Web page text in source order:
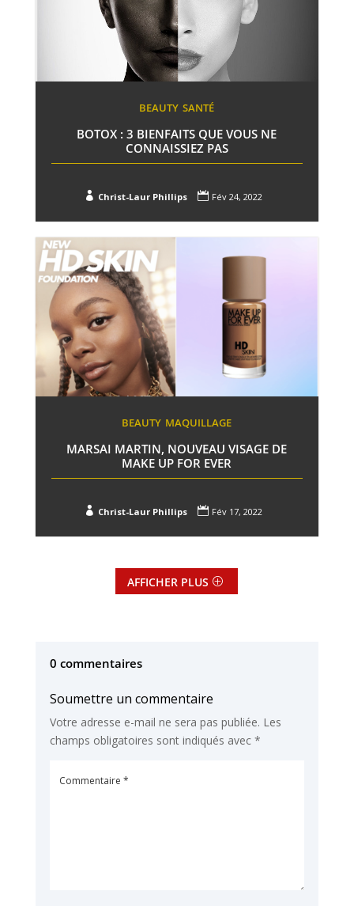
BEAUTY SANTÉ
BOTOX : 3 BIENFAITS QUE VOUS NE
CONNAISSIEZ PAS
 Christ-Laur Phillips  Fév 24, 2022
BEAUTY MAQUILLAGE
MARSAI MARTIN, NOUVEAU VISAGE DE
MAKE UP FOR EVER
 Christ-Laur Phillips  Fév 17, 2022
AFFICHER PLUS
0 commentaires
Soumettre un commentaire
Votre adresse e-mail ne sera pas publiée. Les
champs obligatoires sont indiqués avec *